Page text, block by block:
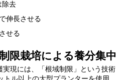
備
育苗
～8月）：生育管理と収穫
除去
伸長させる
せる
限栽培による養分集中
実現には、「根域制限」という技術
トル以上の大型プランターを使用